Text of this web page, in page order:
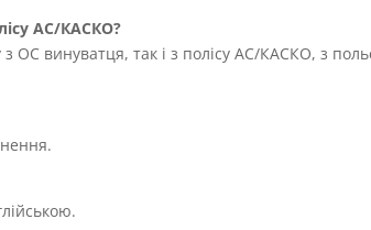
AC/КАСКО?
винуватця, так і з полісу AC/КАСКО, з